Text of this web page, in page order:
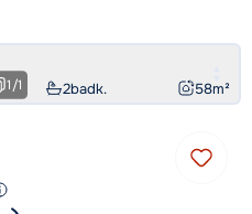
2badk. 58m²
1/1